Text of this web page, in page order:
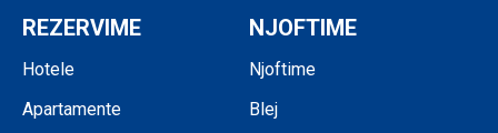
REZERVIME
Hotele
Apartamente
NJOFTIME
Njoftime
Blej